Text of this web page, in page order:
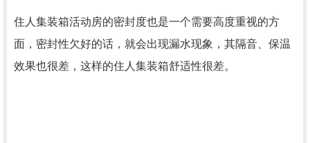
住人集装箱活动房的密封度也是一个需要高度重视的方
面，密封性欠好的话，就会出现漏水现象，其隔音、保温
效果也很差，这样的住人集装箱舒适性很差。